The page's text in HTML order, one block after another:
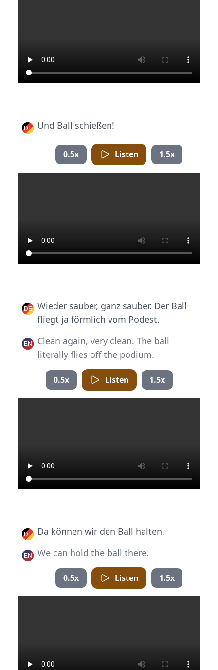
Und Ball schießen!
0.5x Listen 1.5x
Wieder sauber, ganz sauber. Der Ball
fliegt ja förmlich vom Podest.
Clean again, very clean. The ball
literally flies off the podium.
0.5x Listen 1.5x
Da können wir den Ball halten.
We can hold the ball there.
0.5x Listen 1.5x